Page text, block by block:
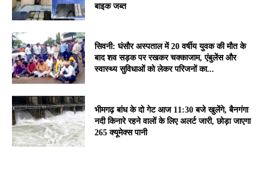
बाइक जब्त
सिवनी: घंसौर अस्पताल में 20 वर्षीय युवक की मौत के
बाद शव सड़क पर रखकर चक्काजाम, एंबुलेंस और
स्वास्थ्य सुविधाओं को लेकर परिजनों का...
भीमगढ़ बांध के दो गेट आज 11:30 बजे खुलेंगे, बैनगंगा
नदी किनारे रहने वालों के लिए अलर्ट जारी, छोड़ा जाएगा
265 क्यूमेक्स पानी